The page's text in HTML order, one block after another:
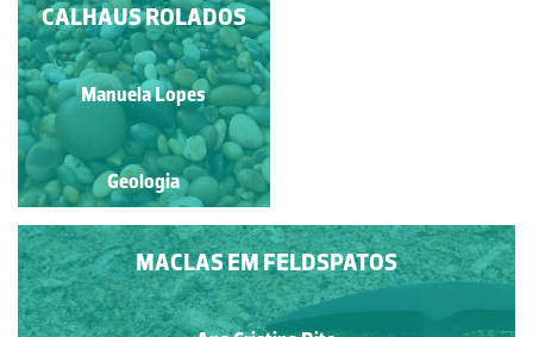
APONTAMENTO DE
PALEONTOLOGIA
URBANA -
GASTRÓPODE
MARINHO
FOSSILIZADO EM
SECÇÃO
LONGITUDINAL
Francisco António Fidalgo
Félix Dias
Geologia
MACLAS EM FELDSPATOS
CALHAUS ROLADOS
Manuela Lopes
Geologia